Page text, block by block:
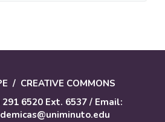
/ CREATIVE COMMONS
291 6520 Ext. 6537 / Email: